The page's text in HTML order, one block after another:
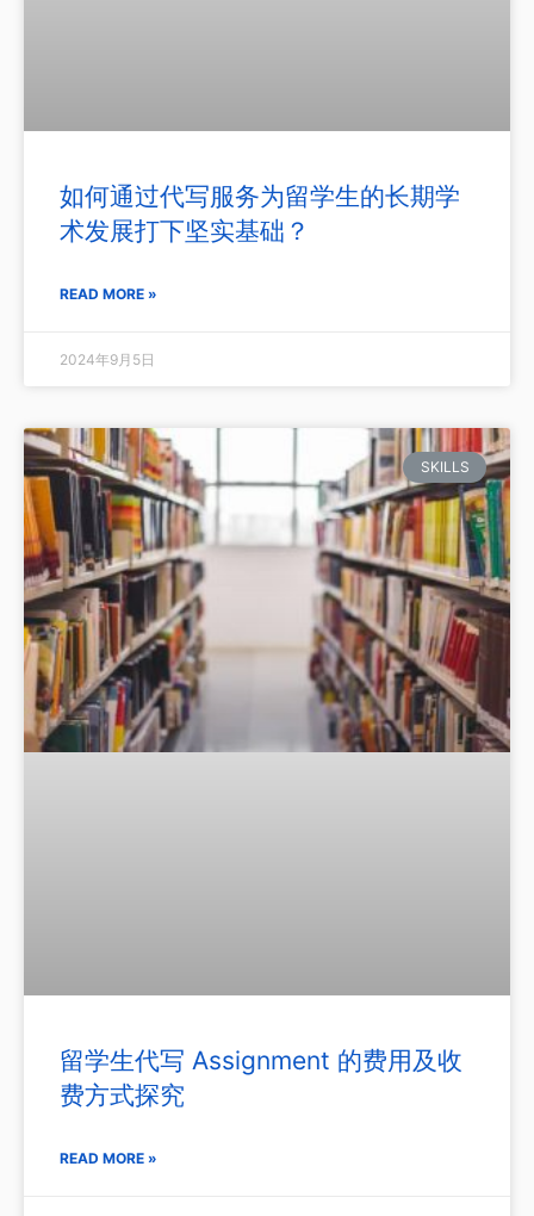
如何通过代写服务为留学生的长期学
术发展打下坚实基础？
READ MORE »
2024年9月5日
SKILLS
留学生代写 Assignment 的费用及收
费方式探究
READ MORE »